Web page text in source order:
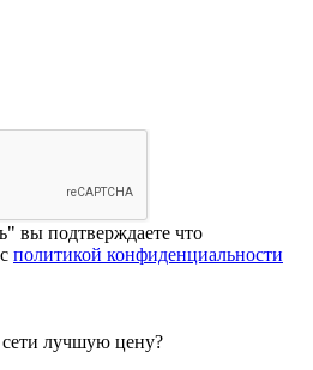
вы подтверждаете что
политикой конфиденциальности
лучшую цену?